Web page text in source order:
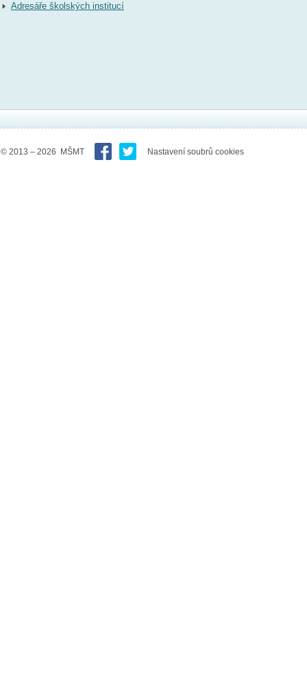
Adresáře školských institucí
© 2013 – 2026 MŠMT Nastavení soubrů cookies